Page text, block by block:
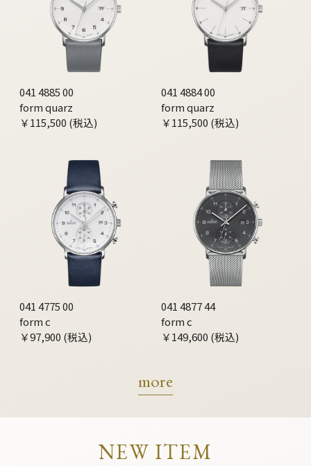
041 4885 00
form quarz
￥115,500 (税込)
041 4884 00
form quarz
￥115,500 (税込)
041 4775 00
form c
￥97,900 (税込)
041 4877 44
form c
￥149,600 (税込)
more
NEW ITEM